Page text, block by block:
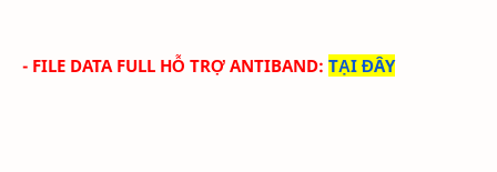
- FILE DATA FULL HỖ TRỢ ANTIBAND: TẠI ĐÂY